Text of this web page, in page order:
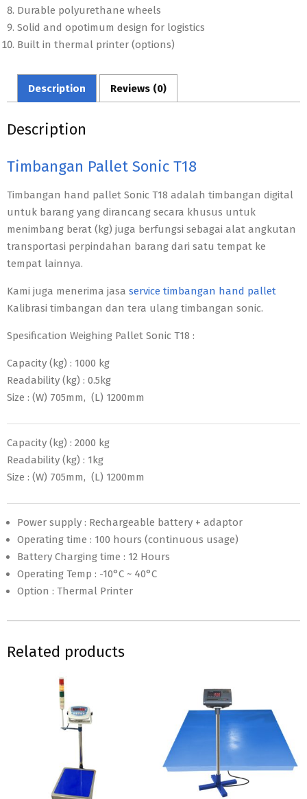
Durable polyurethane wheels
Solid and opotimum design for logistics
Built in thermal printer (options)
Description Reviews (0)
Description
Timbangan Pallet Sonic T18
Timbangan hand pallet Sonic T18 adalah timbangan digital
untuk barang yang dirancang secara khusus untuk
menimbang berat (kg) juga berfungsi sebagai alat angkutan
transportasi perpindahan barang dari satu tempat ke
tempat lainnya.
Kami juga menerima jasa service timbangan hand pallet
Kalibrasi timbangan dan tera ulang timbangan sonic.
Spesification Weighing Pallet Sonic T18 :
Capacity (kg) : 1000 kg
Readability (kg) : 0.5kg
Size : (W) 705mm, (L) 1200mm
Capacity (kg) : 2000 kg
Readability (kg) : 1kg
Size : (W) 705mm, (L) 1200mm
Power supply : Rechargeable battery + adaptor
Operating time : 100 hours (continuous usage)
Battery Charging time : 12 Hours
Operating Temp : -10°C ~ 40°C
Option : Thermal Printer
Related products